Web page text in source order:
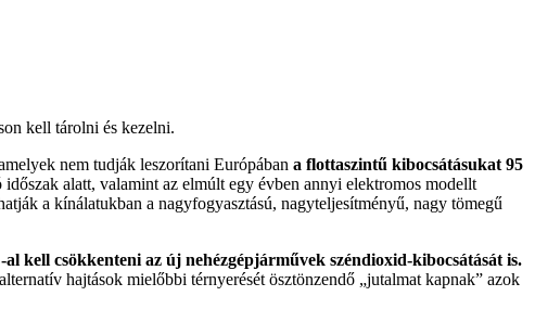
kell tárolni és kezelni.
nem tudják leszorítani Európában a flottaszintű kibocsátásukat 95
alatt, valamint az elmúlt egy évben annyi elektromos modellt
a kínálatukban a nagyfogyasztású, nagyteljesítményű, nagy tömegű
kell csökkenteni az új nehézgépjárművek széndioxid-kibocsátását is.
hajtások mielőbbi térnyerését ösztönzendő „jutalmat kapnak” azok